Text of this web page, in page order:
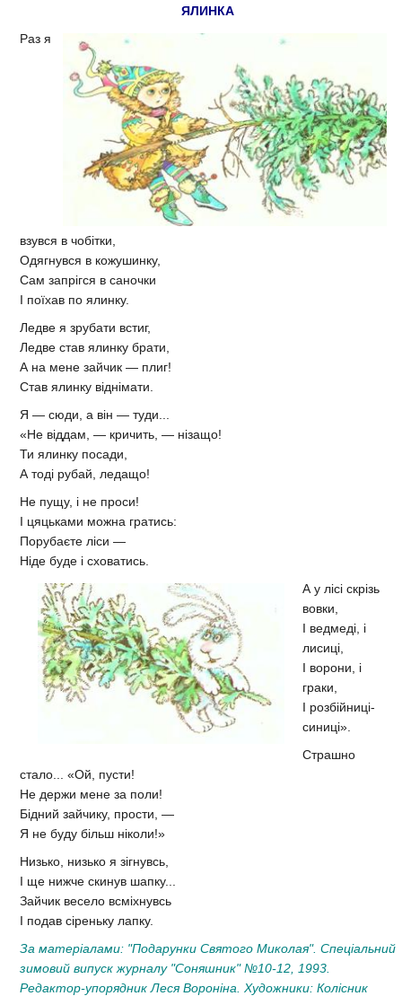
ЯЛИНКА
Раз я
взувся в чобітки,
Одягнувся в кожушинку,
Сам запрігся в саночки
І поїхав по ялинку.
Ледве я зрубати встиг,
Ледве став ялинку брати,
А на мене зайчик — плиг!
Став ялинку віднімати.
Я — сюди, а він — туди...
«Не віддам, — кричить, — нізащо!
Ти ялинку посади,
А тоді рубай, ледащо!
Не пущу, і не проси!
І цяцьками можна гратись:
Порубаєте ліси —
Ніде буде і сховатись.
А у лісі скрізь
вовки,
І ведмеді, і
лисиці,
І ворони, і
граки,
І розбійниці-
синиці».
Страшно
стало... «Ой, пусти!
Не держи мене за поли!
Бідний зайчику, прости, —
Я не буду більш ніколи!»
Низько, низько я зігнувсь,
І ще нижче скинув шапку...
Зайчик весело всміхнувсь
І подав сіреньку лапку.
За матеріалами: "Подарунки Святого Миколая". Спеціальний
зимовий випуск журналу "Соняшник" №10-12, 1993.
Редактор-упорядник Леся Вороніна. Художники: Колісник